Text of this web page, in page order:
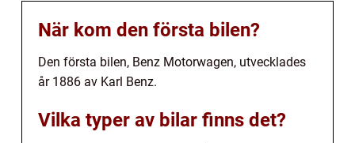
När kom den första bilen?
Den första bilen, Benz Motorwagen, utvecklades
år 1886 av Karl Benz.
Vilka typer av bilar finns det?